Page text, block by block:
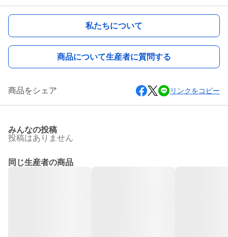
私たちについて
商品について生産者に質問する
商品をシェア リンクをコピー
みんなの投稿
投稿はありません
同じ生産者の商品